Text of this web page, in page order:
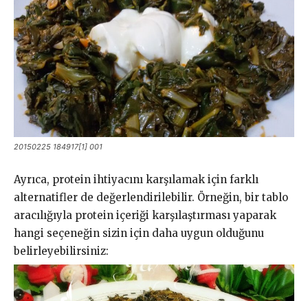
20150225 184917[1] 001
Ayrıca, protein ihtiyacını karşılamak için farklı
alternatifler de değerlendirilebilir. Örneğin, bir tablo
aracılığıyla protein içeriği karşılaştırması yaparak
hangi seçeneğin sizin için daha uygun olduğunu
belirleyebilirsiniz: